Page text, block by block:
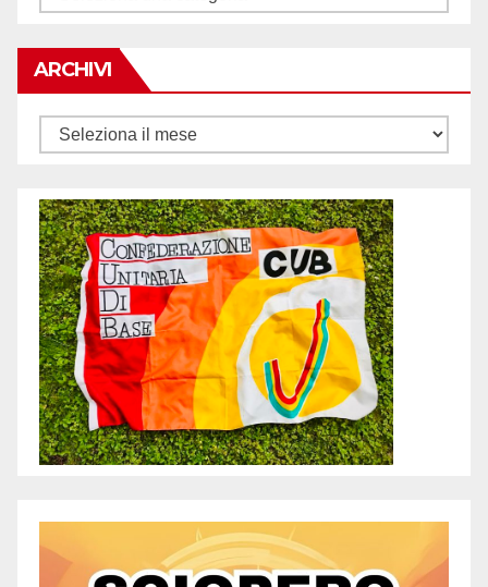
ARCHIVI
Archivi